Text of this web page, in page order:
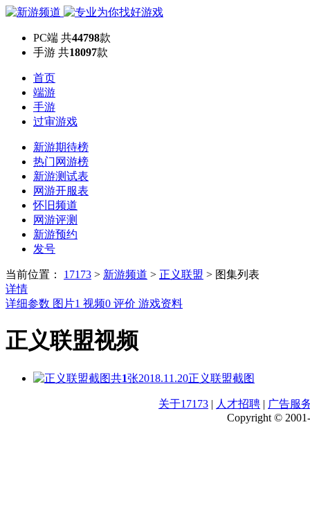
PC端 共44798款
手游 共18097款
首页
端游
手游
过审游戏
新游期待榜
热门网游榜
新游测试表
网游开服表
怀旧频道
网游评测
新游预约
发号
当前位置： 17173 > 新游频道 > 正义联盟 > 图集列表
详情
详细参数 图片1 视频0 评价 游戏资料
正义联盟视频
共1张2018.11.20正义联盟截图
关于17173 | 人才招聘 | 广告服
Copyright ©